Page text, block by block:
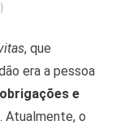
, que
era a pessoa
obrigações e
Atualmente, o